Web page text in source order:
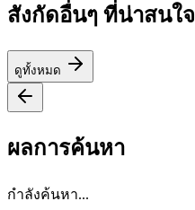
สังกัดอื่นๆ ที่น่าสนใจ
ดูทั้งหมด
ผลการค้นหา
กำลังค้นหา...